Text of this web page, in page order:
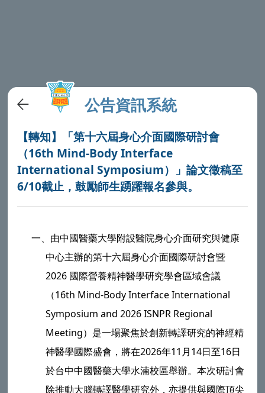
公告資訊系統
【轉知】「第十六屆身心介面國際研討會
（16th Mind-Body Interface
International Symposium）」論文徵稿至
6/10截止，鼓勵師生踴躍報名參與。
一、 由中國醫藥大學附設醫院身心介面研究與健康
中心主辦的第十六屆身心介面國際研討會暨
2026 國際營養精神醫學研究學會區域會議
（16th Mind-Body Interface International
Symposium and 2026 ISNPR Regional
Meeting）是一場聚焦於創新轉譯研究的神經精
神醫學國際盛會，將在2026年11月14日至16日
於台中中國醫藥大學水湳校區舉辦。本次研討會
除推動大腦轉譯醫學研究外，亦提供與國際頂尖